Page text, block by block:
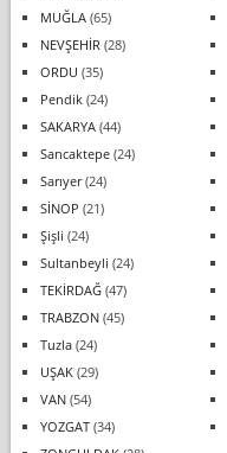
MUĞLA(65)
NEVŞEHİR (28)
ORDU (35)
Pendik(24)
SAKARYA(44)
Sancaktepe(24)
Sarıyer(24)
SİNOP (21)
Şişli (24)
Sultanbeyli (24)
TEKİRDAĞ(47)
TRABZON(45)
Tuzla(24)
UŞAK(29)
VAN(54)
YOZGAT(34)